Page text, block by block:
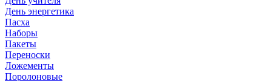
День энергетика
Пасха
Наборы
Пакеты
Переноски
Ложементы
Поролоновые